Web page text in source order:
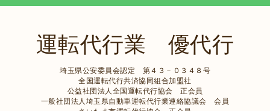
運転代行業 優代行
埼玉県公安委員会認定 第４３－０３４８号
全国運転代行共済協同組合加盟社
公益社団法人全国運転代行協会 正会員
一般社団法人埼玉県自動車運転代行業連絡協議会 会員